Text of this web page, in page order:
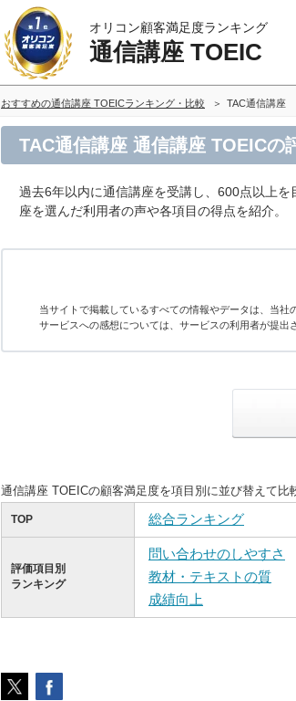
オリコン顧客満足度ランキング
通信講座 TOEIC
おすすめの通信講座 TOEICランキング・比較 TAC通信講座
TAC通信講座 通信講座 TOEICの
過去6年以内に通信講座を受講し、600点以上
座を選んだ利用者の声や各項目の得点を紹介。
当サイトで掲載しているすべての情報やデータは、当社
サービスへの感想については、サービスの利用者が提出
通信講座 TOEICの顧客満足度を項目別に並び替えて比
TOP 総合ランキング
評価項目別
ランキング
問い合わせのしやすさ
教材・テキストの質
成績向上